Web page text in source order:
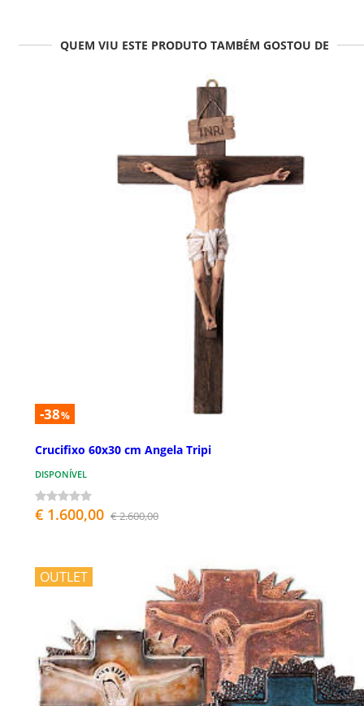
QUEM VIU ESTE PRODUTO TAMBÉM GOSTOU DE
-38%
Crucifixo 60x30 cm Angela Tripi
DISPONÍVEL
€ 1.600,00 € 2.600,00
OUTLET